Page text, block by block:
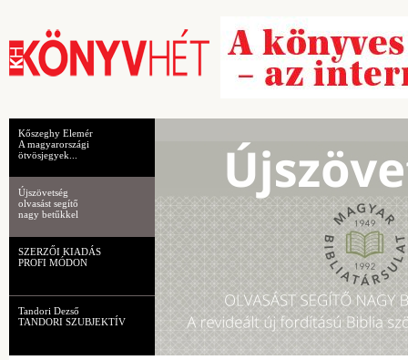
Kőszeghy Elemér
A magyarországi
ötvösjegyek...
Újszövetség
olvasást segítő
nagy betűkkel
SZERZŐI KIADÁS
PROFI MÓDON
Tandori Dezső
TANDORI SZUBJEKTÍV